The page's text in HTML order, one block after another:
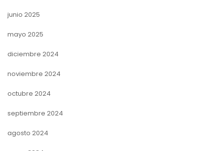
junio 2025
mayo 2025
diciembre 2024
noviembre 2024
octubre 2024
septiembre 2024
agosto 2024